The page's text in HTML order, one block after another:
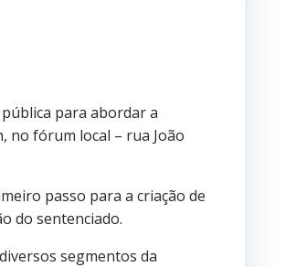
para abordar a
no fórum local – rua João
passo para a criação de
do sentenciado.
segmentos da